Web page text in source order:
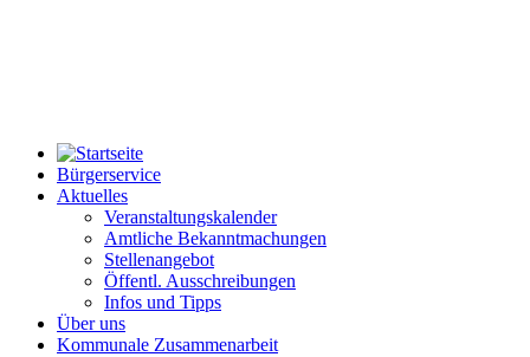
Bürgerservice
Aktuelles
Veranstaltungskalender
Amtliche Bekanntmachungen
Stellenangebot
Öffentl. Ausschreibungen
Infos und Tipps
Über uns
Kommunale Zusammenarbeit